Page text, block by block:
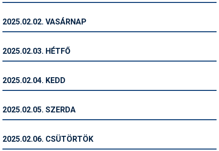
Ingatlan
Kerékpár
2025.02.02. VASÁRNAP
2025.02.03. HÉTFŐ
2025.02.04. KEDD
2025.02.05. SZERDA
2025.02.06. CSÜTÖRTÖK